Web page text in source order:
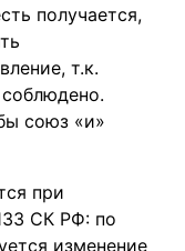
получается,
т.к.
союз «и»
при
СК РФ: по
изменение